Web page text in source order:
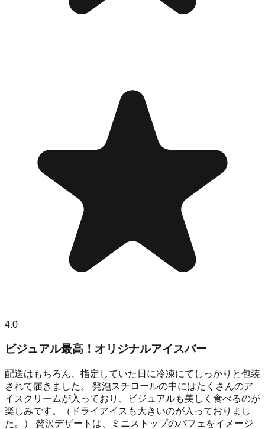
4.0
ビジュアル最高！オリジナルアイスバー
配送はもちろん、指定していた日に冷凍にてしっかりと包装
されて届きました。 発泡スチロールの中にはたくさんのア
イスクリームが入っており、ビジュアルも美しく食べるのが
楽しみです。（ドライアイスも大きいのが入っておりまし
た。） 贅沢デザートは、ミニストップのパフェをイメージ